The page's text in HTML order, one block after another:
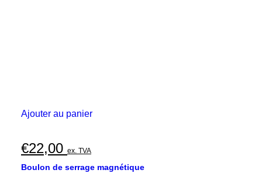
Ajouter au panier
€22,00 ex. TVA
Boulon de serrage magnétique